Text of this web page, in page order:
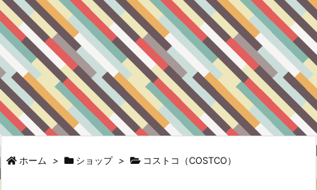
ホーム > ショップ > コストコ（COSTCO）